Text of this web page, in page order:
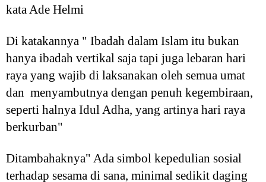
kata Ade Helmi
Di katakannya " Ibadah dalam Islam itu bukan
hanya ibadah vertikal saja tapi juga lebaran hari
raya yang wajib di laksanakan oleh semua umat
dan menyambutnya dengan penuh kegembiraan,
seperti halnya Idul Adha, yang artinya hari raya
berkurban"
Ditambahaknya" Ada simbol kepedulian sosial
terhadap sesama di sana, minimal sedikit daging